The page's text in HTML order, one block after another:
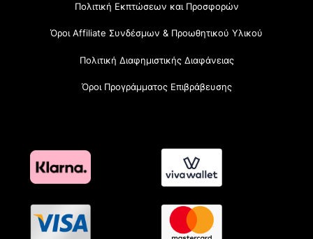
Πολιτική Εκπτώσεων και Προσφορών
Όροι Affiliate Συνδέσμων & Προωθητικού Υλικού
Πολιτική Διαφημιστικής Διαφάνειας
Όροι Προγράμματος Επιβράβευσης